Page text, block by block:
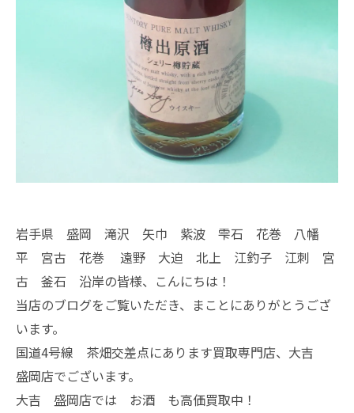
岩手県 盛岡 滝沢 矢巾 紫波 雫石 花巻 八幡
平 宮古 花巻 遠野 大迫 北上 江釣子 江刺 宮
古 釜石 沿岸の皆様、こんにちは！
当店のブログをご覧いただき、まことにありがとうござ
います。
国道4号線 茶畑交差点にあります買取専門店、大吉
盛岡店でございます。
大吉 盛岡店では お酒 も高価買取中！